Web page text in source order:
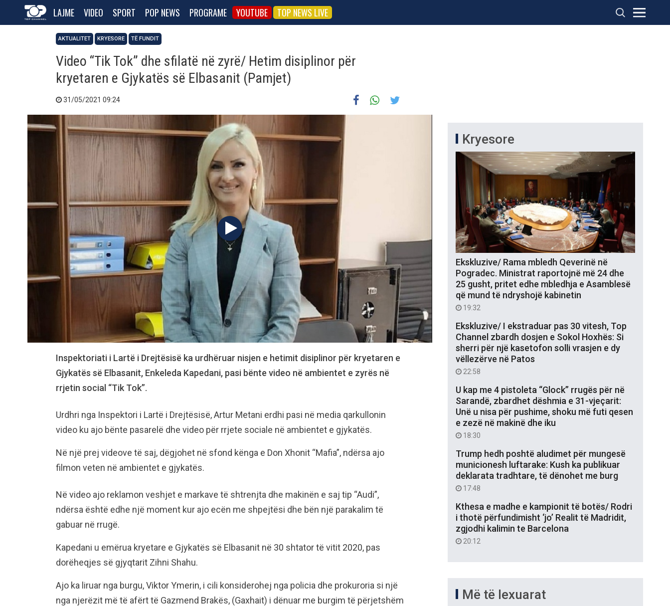
LAJME VIDEO SPORT POP NEWS PROGRAME YOUTUBE TOP NEWS LIVE
AKTUALITET KRYESORE TË FUNDIT
Video “Tik Tok” dhe sfilatë në zyrë/ Hetim disiplinor për
kryetaren e Gjykatës së Elbasanit (Pamjet)
31/05/2021 09:24
Inspektoriati i Lartë i Drejtësisë ka urdhëruar nisjen e hetimit disiplinor për kryetaren e
Gjykatës së Elbasanit, Enkeleda Kapedani, pasi bënte video në ambientet e zyrës në
rrjetin social “Tik Tok”.
Urdhri nga Inspektori i Lartë i Drejtësisë, Artur Metani erdhi pasi në media qarkullonin
video ku ajo bënte pasarelë dhe video për rrjete sociale në ambientet e gjykatës.
Në një prej videove të saj, dëgjohet në sfond kënga e Don Xhonit “Mafia”, ndërsa ajo
filmon veten në ambientet e gjykatës.
Në video ajo reklamon veshjet e markave të shtrenjta dhe makinën e saj tip “Audi”,
ndërsa është edhe një moment kur ajo ecën me shpejtësi dhe bën një parakalim të
gabuar në rrugë.
Kapedani u emërua kryetare e Gjykatës së Elbasanit në 30 shtator të vitit 2020, pas
dorëheqjes së gjyqtarit Zihni Shahu.
Ajo ka liruar nga burgu, Viktor Ymerin, i cili konsiderohej nga policia dhe prokuroria si një
nga njerëzit më të afërt të Gazmend Brakës, (Gaxhait) i dënuar me burgim të përjetshëm
Kryesore
Ekskluzive/ Rama mbledh Qeverinë në
Pogradec. Ministrat raportojnë më 24 dhe
25 gusht, pritet edhe mbledhja e Asamblesë
që mund të ndryshojë kabinetin
19:32
Ekskluzive/ I ekstraduar pas 30 vitesh, Top
Channel zbardh dosjen e Sokol Hoxhës: Si
sherri për një kasetofon solli vrasjen e dy
vëllezërve në Patos
22:58
U kap me 4 pistoleta “Glock” rrugës për në
Sarandë, zbardhet dëshmia e 31-vjeçarit:
Unë u nisa për pushime, shoku më futi qesen
e zezë në makinë dhe iku
18:30
Trump hedh poshtë aludimet për mungesë
municionesh luftarake: Kush ka publikuar
deklarata tradhtare, të dënohet me burg
17:48
Kthesa e madhe e kampionit të botës/ Rodri
i thotë përfundimisht ‘jo’ Realit të Madridit,
zgjodhi kalimin te Barcelona
20:12
Më të lexuarat